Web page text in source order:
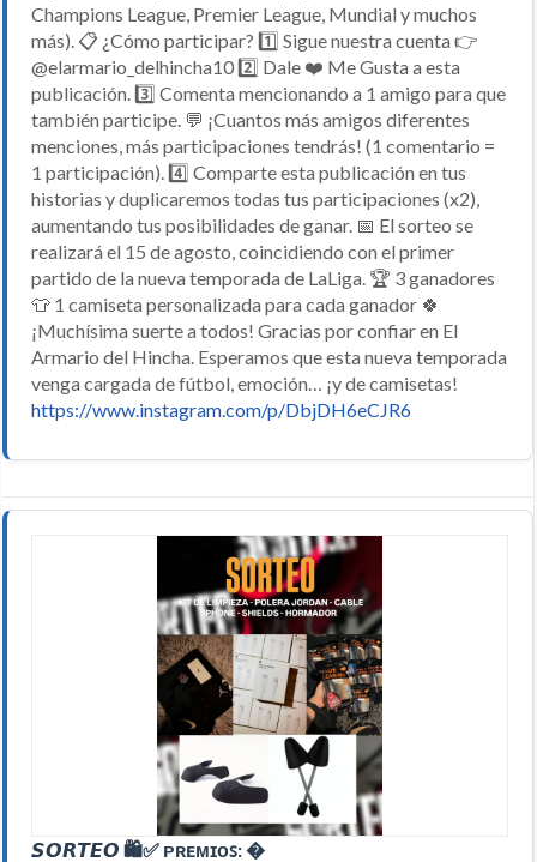
Champions League, Premier League, Mundial y muchos
más). 📋 ¿Cómo participar? 1️⃣ Sigue nuestra cuenta 👉
@elarmario_delhincha10 2️⃣ Dale ❤️ Me Gusta a esta
publicación. 3️⃣ Comenta mencionando a 1 amigo para que
también participe. 💬 ¡Cuantos más amigos diferentes
menciones, más participaciones tendrás! (1 comentario =
1 participación). 4️⃣ Comparte esta publicación en tus
historias y duplicaremos todas tus participaciones (x2),
aumentando tus posibilidades de ganar. 📅 El sorteo se
realizará el 15 de agosto, coincidiendo con el primer
partido de la nueva temporada de LaLiga. 🏆 3 ganadores
👕 1 camiseta personalizada para cada ganador 🍀
¡Muchísima suerte a todos! Gracias por confiar en El
Armario del Hincha. Esperamos que esta nueva temporada
venga cargada de fútbol, emoción… ¡y de camisetas!
https://www.instagram.com/p/DbjDH6eCJR6
𝙎𝙊𝙍𝙏𝙀𝙊 🛍️✅ ᴘʀᴇᴍɪᴏꜱ: �